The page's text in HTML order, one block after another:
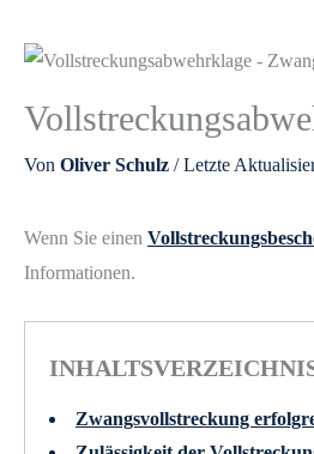
Von Oliver Schulz / Letzte
Wenn Sie einen
Informationen.
Zwangsvollstreckung